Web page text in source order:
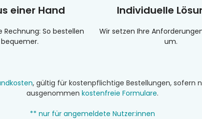
einer Hand
Rechnung: So bestellen
bequemer.
Individuelle
Wir setzen Ihre
um.
, gültig für kostenpflichtige Bestellungen, sofern
ausgenommen kostenfreie Formulare.
** nur für angemeldete Nutzer:innen